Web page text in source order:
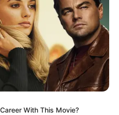
With This Movie?